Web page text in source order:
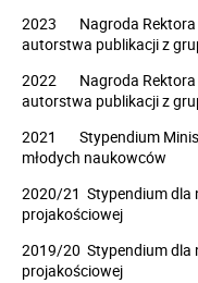
2023 Nagroda Rektora
autorstwa publikacji z
2022 Nagroda Rektora
autorstwa publikacji z
2021 Stypendium
młodych naukowców
2020/21 Stypendium dla
projakościowej
2019/20 Stypendium dla
projakościowej